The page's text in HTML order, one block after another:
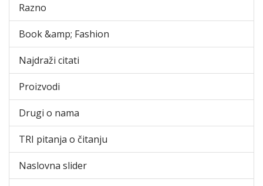
Razno
Book &amp; Fashion
Najdraži citati
Proizvodi
Drugi o nama
TRI pitanja o čitanju
Naslovna slider